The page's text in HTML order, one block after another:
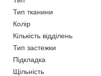
Тип тканини
Колір
Кількість відділень
Тип застежки
Підкладка
Щільність